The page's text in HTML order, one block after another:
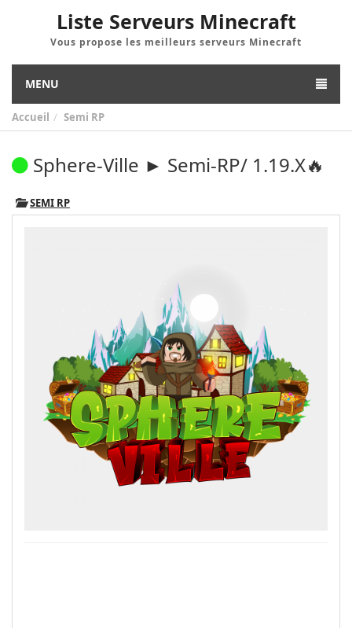
Liste Serveurs Minecraft
Vous propose les meilleurs serveurs Minecraft
MENU
Accueil Semi RP
Sphere-Ville ► Semi-RP/ 1.19.X🔥
SEMI RP